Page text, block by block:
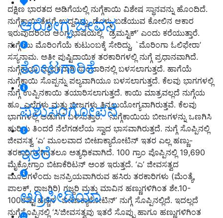
ಆರೋಗ್ಯ ಜೀವನ
ತೋಟಗಾರಿಕೆ
ಪಶುಸಂಗೋಪನೆ
ಇತರೆ
ಅಗ್ರಿಪೀಡಿಯಾ
ದಕ್ಷಿಣ ಭಾರತದ ಅಡಿಗೆಯಲ್ಲಿ ನುಗ್ಗೆಕಾಯಿ ವಿಶೇಷ ಸ್ಥಾನವನ್ನು ಹೊಂದಿದೆ.
ನುಗ್ಗೆಕಾಯಿ ತೆಳ್ಳಗೆ ಉದ್ದವಿದ್ದು, ಡೊಳ್ಳು ಬಡೆಯುವ ಕೋಲಿನ ಆಕಾರ
ಇರುವುದರಿಂದ ಆಂಗ್ಲ ಭಾಷೆಯಲ್ಲಿ `ಡ್ರಮಸ್ಟಿಕ್’ ಎಂದು ಕರೆಯುತ್ತಾರೆ.
ನುಗ್ಗೆಯು ಮೊರಿಂಗೆಯೆ ಕುಟುಂಬಕ್ಕೆ ಸೇರಿದ್ದು, `ಮೊರಿಂಗಾ ಓಲಿಫೇರಾ’
ಸಸ್ಯನಾಮ. ಅತೀ ಪುಷ್ಟಿದಾಯಿಕ ತರಕಾರಿಗಳಲ್ಲಿ ನುಗ್ಗೆ ಪ್ರಧಾನವಾಗಿದೆ.
ನುಗ್ಗೆಕಾಯಿ ವ್ಯಾಪಕವಾಗಿ ಸಾಂಬಾರಿನಲ್ಲಿ ಬಳಸಲಾಗುತ್ತದೆ. ಹಾಗೆಯೆ
ನುಗ್ಗೆಕಾಯಿ ಸೊಪ್ಪನ್ನು ಪಲ್ಯವಾಗಿಯೂ ಬಳಸಲಾಗುತ್ತದೆ. ಕೆಲವು ಭಾಗಗಳಲ್ಲಿ
ನುಗ್ಗೆ ಉಪ್ಪಿನಕಾಯಿ ತಯಾರಿಸಲಾಗುತ್ತದೆ. ಕಾಯಿ ಮಾತ್ರವಲ್ಲದೆ ನುಗ್ಗೆಯ
ಹೂ, ಎಲೆಗಳು ಮತ್ತು ಬೀಜಗಳು ತಿನ್ನಲುಯೋಗ್ಯವಾಗಿರುತ್ತವೆ. ಕೆಲವು
ಭಾಗಗಳಲ್ಲಿ ಅಡುಗೆಗೆ ಬಳಸುತ್ತಾರೆ. ನುಗ್ಗೆಕಾಯಿಯ ಬೀಜಗಳನ್ನು ಒಣಗಿಸಿ
ಹುರಿದು ತಿಂದರೆ ನೆಲೆಗಡಲೆಯ ಸ್ವಾದ ಭಾಸವಾಗಿರುತ್ತದೆ. ನುಗ್ಗೆ ಸೊಪ್ಪಿನಲ್ಲಿ
ಜೀವಸತ್ವ ‘ಎ’ ಮೂಲವಾದ ಬೀಟಾಕ್ಯಾರೋಟಿನ್ ಇತರ ಎಲ್ಲ ಹಣ್ಣು-
ತರಕಾರಿಗಳಿಗಿಂತಲೂ ಅತ್ಯಧಿಕವಾಗಿದೆ. 100 ಗ್ರಾಂ ಪೊಪ್ಪಿನಲ್ಲಿ 19,690
ಮೈಕ್ರೋಗ್ರಾಂ ಬಿಟಾಕೆರಿಟನ್ ಅಂಶ ಇರುತ್ತದೆ. ‘ಎ’ ಜೀವಸತ್ವದ
ಮೂಲಗಳೆಂದು ಜನಪ್ರಿಯವಾಗಿರುವ ಹಸಿರು ತರಕಾರಿಗಳು (ಮೆಂತ್ಯೆ,
ಪಾಲಕ್, ರಾಜಗಿರಿ) ಗಜ್ಜರಿ ಮತ್ತು ಮಾವಿನ ಹಣ್ಣುಗಳಿಗಿಂತ ಶೇ.10-
100ರಷ್ಟು ಹೆಚ್ಚಿನ `ಬೀಟಾಕ್ಯಾರೋಟಿನ್’ ನುಗ್ಗೆ ಸೊಪ್ಪಿನಲ್ಲಿದೆ. ಇದಲ್ಲದೆ
ನುಗ್ಗೆಸೊಪ್ಪಿನಲ್ಲಿ ‘ಸಿ’ಜೀವಸತ್ವವು ಇತರೆ ಸೊಪ್ಪು ಹಾಗೂ ಹಣ್ಣುಗಳಿಗಿಂತ